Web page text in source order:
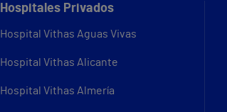
Hospitales Privados
Hospital Vithas Aguas Vivas
Hospital Vithas Alicante
Hospital Vithas Almería